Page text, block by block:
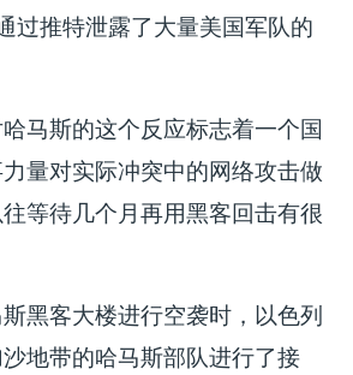
过推特泄露了大量美国军队的
马斯的这个反应标志着一个国
量对实际冲突中的网络攻击做
等待几个月再用黑客回击有很
黑客大楼进行空袭时，以色列
地带的哈马斯部队进行了接